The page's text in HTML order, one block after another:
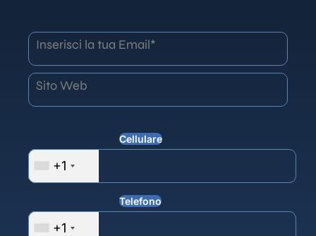
Inserisci la tua Email*
Sito Web
Cellulare
+1
Telefono
+1